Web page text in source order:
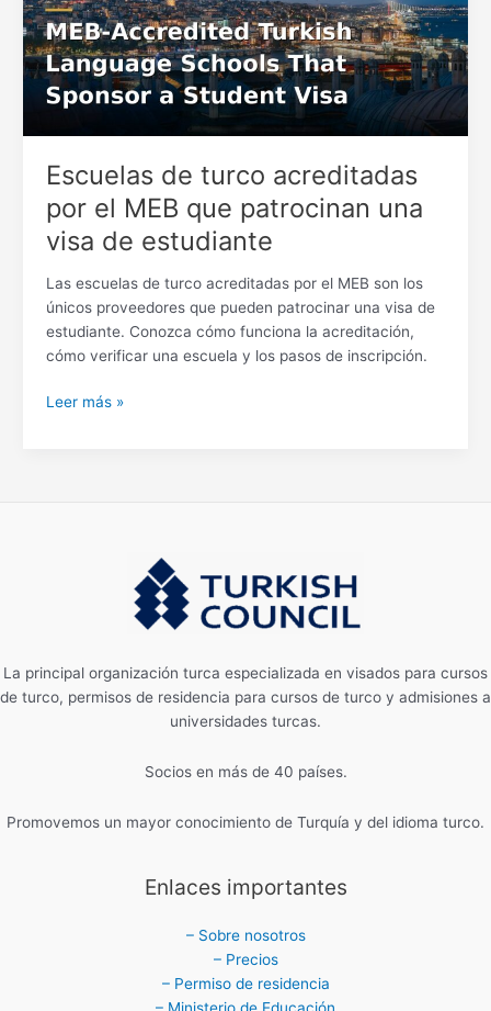
Escuelas de turco acreditadas
por el MEB que patrocinan una
visa de estudiante
Las escuelas de turco acreditadas por el MEB son los
únicos proveedores que pueden patrocinar una visa de
estudiante. Conozca cómo funciona la acreditación,
cómo verificar una escuela y los pasos de inscripción.
por
el
MEB
que
patrocinan
de
estudiante
Leer más »
La principal organización turca especializada en visados ​​para cursos
de turco, permisos de residencia para cursos de turco y admisiones a
universidades turcas.
Socios en más de 40 países.
Promovemos un mayor conocimiento de Turquía y del idioma turco.
Enlaces importantes
– Sobre nosotros
– Precios
– Permiso de residencia